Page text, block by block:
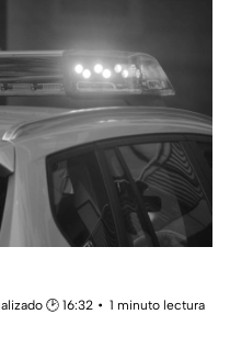
🕑 16:32
1 minuto lectura